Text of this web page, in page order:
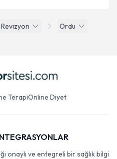
Ordu
TerapiOnline Diyet
onaylı ve entegreli bir sağlık bilgi